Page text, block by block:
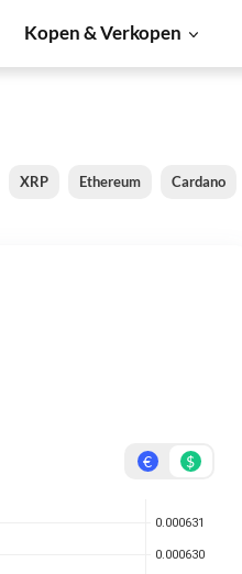
Kopen & Verkopen
XRP Ethereum Cardano
€ $